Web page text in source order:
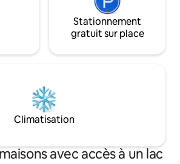
Stationnement
gratuit sur place
Climatisation
avec accès à un lac